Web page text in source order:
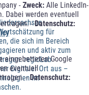
- Zweck: Alle LinkedIn-
werden eventuell
-Datenschutz:
eingebetteten Google
eventuell
- Datenschutz:
für
die sich im Bereich
und aktiv zum
regioLab
Digitaler Ort aus –
im